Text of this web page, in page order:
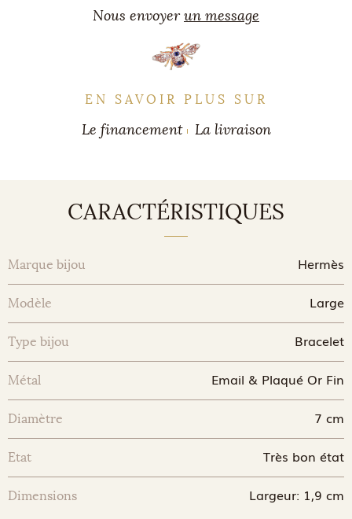
Nous envoyerun message
EN SAVOIR PLUS SUR
Le financement La livraison
CARACTÉRISTIQUES
Marque bijou Hermès
Modèle Large
Type bijou Bracelet
Métal Email & Plaqué Or Fin
Diamètre 7 cm
Etat Très bon état
Dimensions Largeur: 1,9 cm